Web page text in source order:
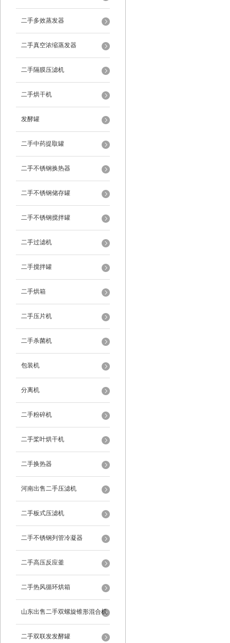
二手多效蒸发器
二手真空浓缩蒸发器
二手隔膜压滤机
二手烘干机
发酵罐
二手中药提取罐
二手不锈钢换热器
二手不锈钢储存罐
二手不锈钢搅拌罐
二手过滤机
二手搅拌罐
二手烘箱
二手压片机
二手杀菌机
包装机
分离机
二手粉碎机
二手桨叶烘干机
二手换热器
河南出售二手压滤机
二手板式压滤机
二手不锈钢列管冷凝器
二手高压反应釜
二手热风循环烘箱
山东出售二手双螺旋锥形混合机
二手双联发发酵罐